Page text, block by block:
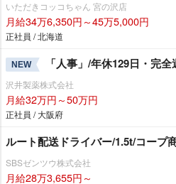
いただきコッコちゃん 宮の沢店
月給34万6,350円～45万5,000円
正社員 / 北海道
NEW 「人事」/年休129日・完
沢井製薬株式会社
月給32万円～50万円
正社員 / 大阪府
ルート配送ドライバー/1.5t/コープ
SBSゼンツウ株式会社
月給28万3,655円～